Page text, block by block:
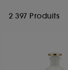
2 397 Produits